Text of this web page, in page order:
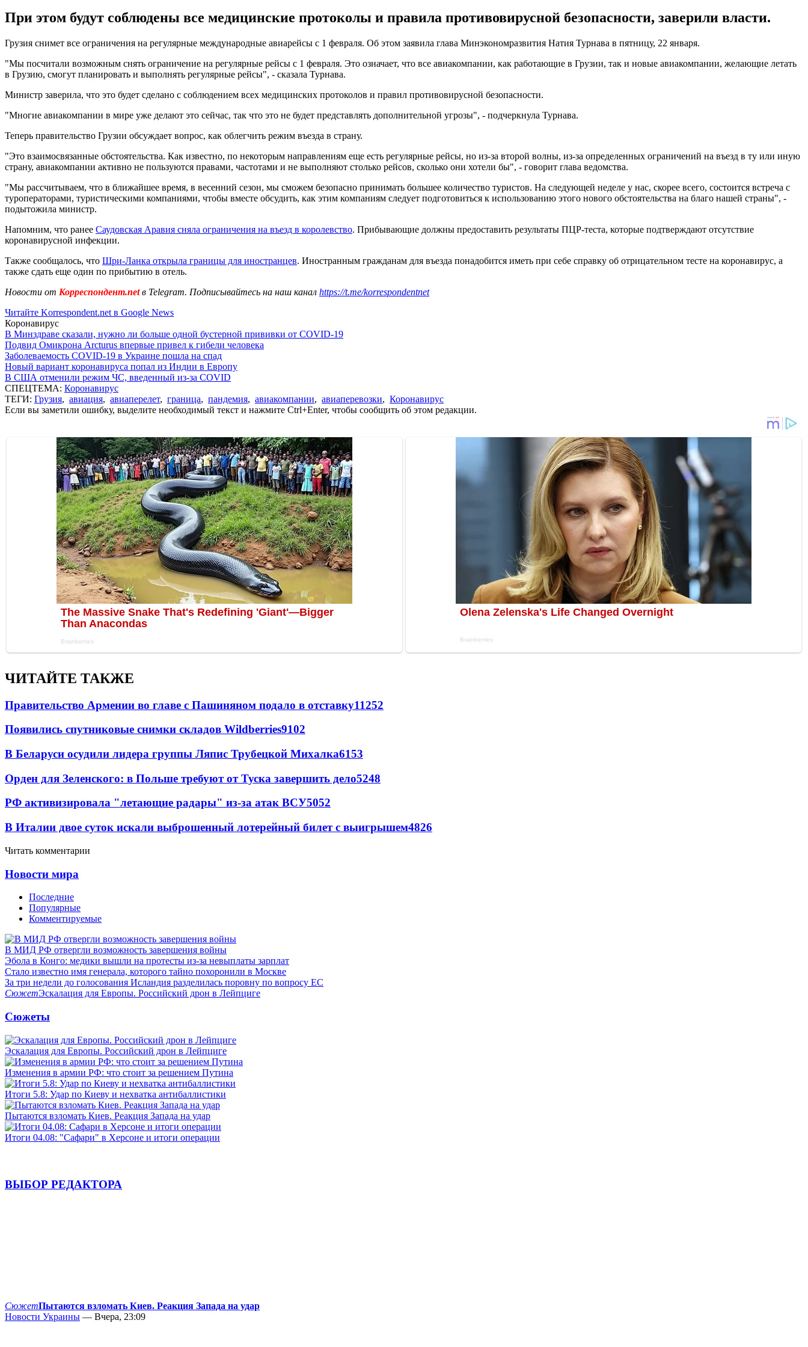
При этом будут соблюдены все медицинские протоколы и правила противовирусной безопасности, заверили власти.
Грузия снимет все ограничения на регулярные международные авиарейсы с 1 февраля. Об этом заявила глава Минэкономразвития Натия Турнава в пятницу, 22 января.
"Мы посчитали возможным снять ограничение на регулярные рейсы с 1 февраля. Это означает, что все авиакомпании, как работающие в Грузии, так и новые авиакомпании, желающие летать
в Грузию, смогут планировать и выполнять регулярные рейсы", - сказала Турнава.
Министр заверила, что это будет сделано с соблюдением всех медицинских протоколов и правил противовирусной безопасности.
"Многие авиакомпании в мире уже делают это сейчас, так что это не будет представлять дополнительной угрозы", - подчеркнула Турнава.
Теперь правительство Грузии обсуждает вопрос, как облегчить режим въезда в страну.
"Это взаимосвязанные обстоятельства. Как известно, по некоторым направлениям еще есть регулярные рейсы, но из-за второй волны, из-за определенных ограничений на въезд в ту или иную
страну, авиакомпании активно не пользуются правами, частотами и не выполняют столько рейсов, сколько они хотели бы", - говорит глава ведомства.
"Мы рассчитываем, что в ближайшее время, в весенний сезон, мы сможем безопасно принимать большее количество туристов. На следующей неделе у нас, скорее всего, состоится встреча с
туроператорами, туристическими компаниями, чтобы вместе обсудить, как этим компаниям следует подготовиться к использованию этого нового обстоятельства на благо нашей страны", -
подытожила министр.
Напомним, что ранее Саудовская Аравия сняла ограничения на въезд в королевство. Прибывающие должны предоставить результаты ПЦР-теста, которые подтверждают отсутствие
коронавирусной инфекции.
Также сообщалось, что Шри-Ланка открыла границы для иностранцев. Иностранным гражданам для въезда понадобится иметь при себе справку об отрицательном тесте на коронавирус, а
также сдать еще один по прибытию в отель.
Новости от Корреспондент.netв Telegram. Подписывайтесь на наш канал https://t.me/korrespondentnet
Читайте Korrespondent.net в Google News
Коронавирус
В Минздраве сказали, нужно ли больше одной бустерной прививки от COVID-19
Подвид Омикрона Arcturus впервые привел к гибели человека
Заболеваемость COVID-19 в Украине пошла на спад
Новый вариант коронавируса попал из Индии в Европу
В США отменили режим ЧС, введенный из-за COVID
СПЕЦТЕМА: Коронавирус
ТЕГИ: Грузия, авиация, авиаперелет, граница, пандемия, авиакомпании, авиаперевозки, Коронавирус
Если вы заметили ошибку, выделите необходимый текст и нажмите Ctrl+Enter, чтобы сообщить об этом редакции.
ЧИТАЙТЕ ТАКЖЕ
Правительство Армении во главе с Пашиняном подало в отставку11252
Появились спутниковые снимки складов Wildberries9102
В Беларуси осудили лидера группы Ляпис Трубецкой Михалка6153
Орден для Зеленского: в Польше требуют от Туска завершить дело5248
РФ активизировала "летающие радары" из-за атак ВСУ5052
В Италии двое суток искали выброшенный лотерейный билет с выигрышем4826
Читать комментарии
Новости мира
Последние
Популярные
Комментируемые
В МИД РФ отвергли возможность завершения войны
Эбола в Конго: медики вышли на протесты из-за невыплаты зарплат
Стало известно имя генерала, которого тайно похоронили в Москве
За три недели до голосования Исландия разделилась поровну по вопросу ЕС
СюжетЭскалация для Европы. Российский дрон в Лейпциге
Сюжеты
Эскалация для Европы. Российский дрон в Лейпциге
Изменения в армии РФ: что стоит за решением Путина
Итоги 5.8: Удар по Киеву и нехватка антибаллистики
Пытаются взломать Киев. Реакция Запада на удар
Итоги 04.08: "Сафари" в Херсоне и итоги операции
ВЫБОР РЕДАКТОРА
СюжетПытаются взломать Киев. Реакция Запада на удар
Новости Украины — Вчера, 23:09